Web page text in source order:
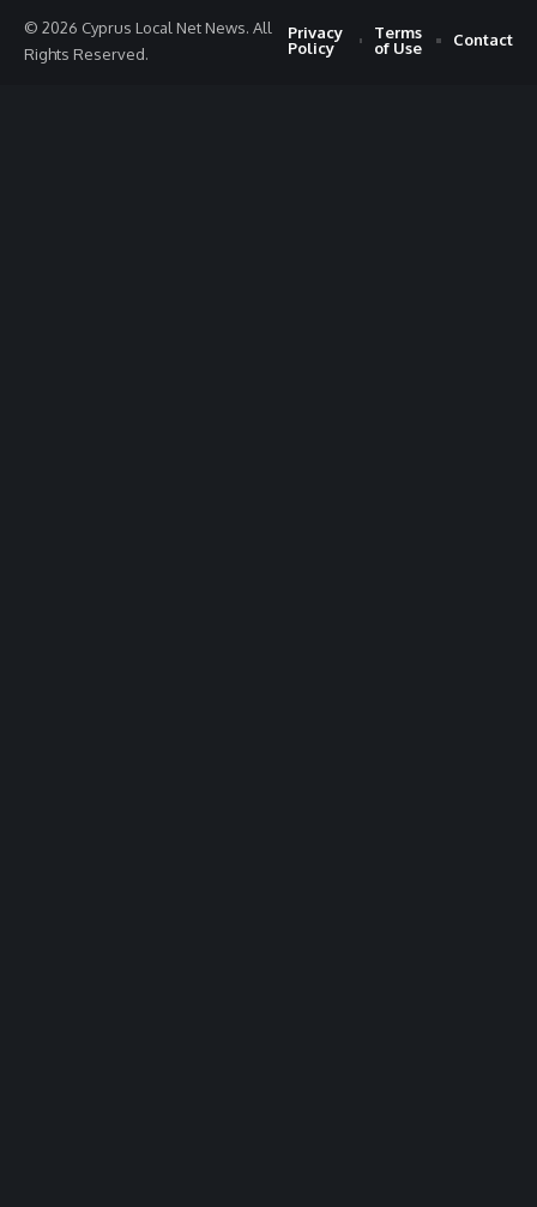
© 2026 Cyprus Local Net News. All
Rights Reserved.
Privacy
Policy
Terms
of Use
Contact